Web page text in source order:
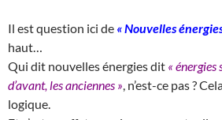
Il est question ici de « Nouvelles
haut…
Qui dit nouvelles énergies dit « énergies
d’avant, les anciennes » , n’est-ce pas ?
logique.